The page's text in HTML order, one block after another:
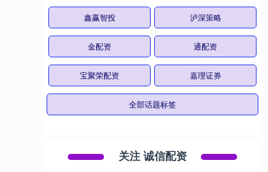
鑫赢智投 泸深策略
金配资 通配资
宝聚荣配资 嘉理证券
全部话题标签
关注 诚信配资